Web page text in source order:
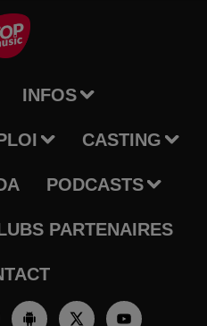
INFOS
CASTING
PODCASTS
PARTENAIRES